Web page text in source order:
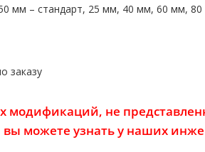
мм – стандарт, 25 мм, 40 мм, 60 мм,
заказу
модификаций, не
можете узнать у наших